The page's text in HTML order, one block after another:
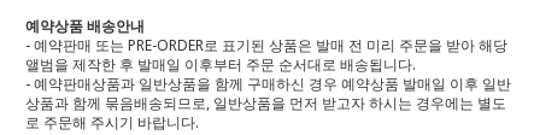
예약상품 배송안내
- 예약판매 또는 PRE-ORDER로 표기된 상품은 발매 전 미리 주문을 받아 해당
앨범을 제작한 후 발매일 이후부터 주문 순서대로 배송됩니다.
- 예약판매상품과 일반상품을 함께 구매하신 경우 예약상품 발매일 이후 일반
상품과 함께 묶음배송되므로, 일반상품을 먼저 받고자 하시는 경우에는 별도
로 주문해 주시기 바랍니다.